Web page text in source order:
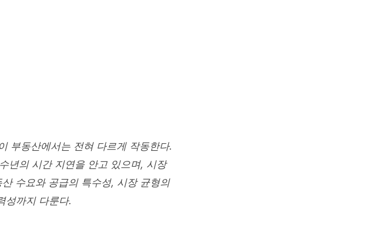
부동산에서는 전혀 다르게 작동한다.
년의 시간 지연을 안고 있으며, 시장
수요와 공급의 특수성, 시장 균형의
성까지 다룬다.